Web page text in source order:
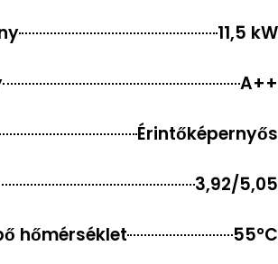
11,5 kW
A++
Érintőképernyős
3,92/5,05
hőmérséklet 55°C